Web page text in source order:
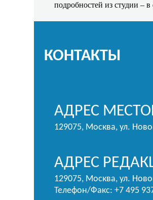
подробностей из студии –
КОНТАКТЫ
АДРЕС
129075, Москва, ул.
АДРЕС
129075, Москва, ул.
Телефон/Факс: +7 495